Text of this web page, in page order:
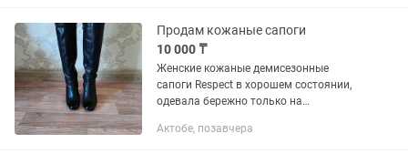
Продам кожаные сапоги
10 000 ₸
Женские кожаные демисезонные
сапоги Respect в хорошем состоянии,
одевала бережно только на
нежные сапожки украшают свою
Актобе, позавчера